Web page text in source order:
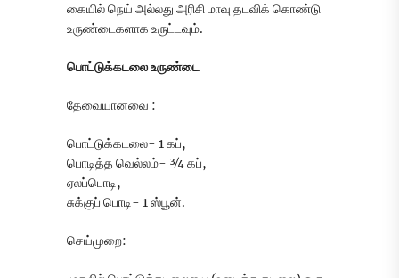
கையில் நெய் அல்லது அரிசி மாவு தடவிக் கொண்டு
உருண்டைகளாக உருட்டவும்.
பொட்டுக்கடலை உருண்டை
தேவையானவை :
பொட்டுக்கடலை- 1 கப்,
பொடித்த வெல்லம்- ¾ கப்,
ஏலப்பொடி,
சுக்குப் பொடி- 1 ஸ்பூன்.
செய்முறை: